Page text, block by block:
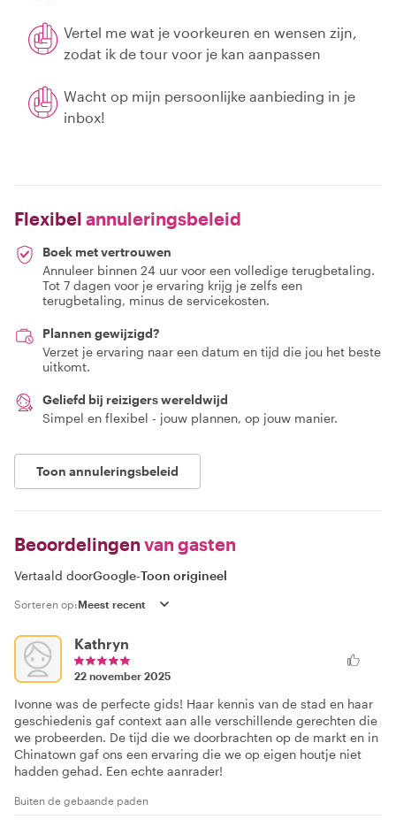
Vertel me wat je voorkeuren en wensen zijn,
zodat ik de tour voor je kan aanpassen
Wacht op mijn persoonlijke aanbieding in je
inbox!
Flexibel annuleringsbeleid
Boek met vertrouwen
Annuleer binnen 24 uur voor een volledige terugbetaling.
Tot 7 dagen voor je ervaring krijg je zelfs een
terugbetaling, minus de servicekosten.
Plannen gewijzigd?
Verzet je ervaring naar een datum en tijd die jou het beste
uitkomt.
Geliefd bij reizigers wereldwijd
Simpel en flexibel - jouw plannen, op jouw manier.
Toon annuleringsbeleid
Beoordelingen van gasten
Vertaald doorGoogle-Toon origineel
Sorteren op:
Kathryn
22 november 2025
Ivonne was de perfecte gids! Haar kennis van de stad en haar
geschiedenis gaf context aan alle verschillende gerechten die
we probeerden. De tijd die we doorbrachten op de markt en in
Chinatown gaf ons een ervaring die we op eigen houtje niet
hadden gehad. Een echte aanrader!
Buiten de gebaande paden